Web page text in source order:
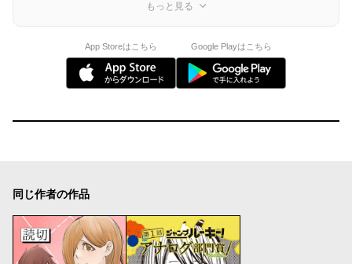
もっと見る
App Storeはこちら Google Playはこちら
同じ作者の作品